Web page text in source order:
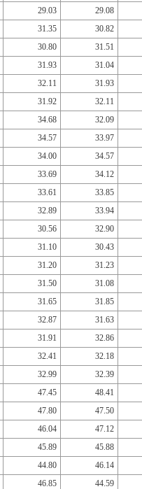
29.03
29.08
31.35
30.82
30.80
31.51
31.93
31.04
32.11
31.93
31.92
32.11
34.68
32.09
34.57
33.97
34.00
34.57
33.69
34.12
33.61
33.85
32.89
33.94
30.56
32.90
31.10
30.43
31.20
31.23
31.50
31.08
31.65
31.85
32.87
31.63
31.91
32.86
32.41
32.18
32.99
32.39
47.45
48.41
47.80
47.50
46.04
47.12
45.89
45.88
44.80
46.14
46.85
44.59